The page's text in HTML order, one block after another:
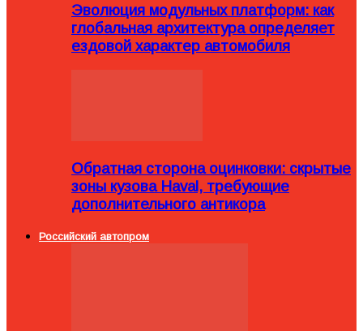
Эволюция модульных платформ: как
глобальная архитектура определяет
ездовой характер автомобиля
Обратная сторона оцинковки: скрытые
зоны кузова Haval, требующие
дополнительного антикора
Российский автопром